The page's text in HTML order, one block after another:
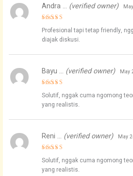
out of 5
Andra … (verified owner)
Profesional tapi tetap friendly,
diajak diskusi.
Rated
out of 5
Bayu … (verified owner) May
Solutif, nggak cuma ngomong
yang realistis.
Rated
out of 5
Reni … (verified owner) May
Solutif, nggak cuma ngomong
yang realistis.